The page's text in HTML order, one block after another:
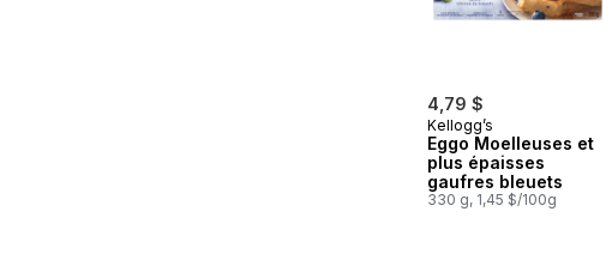
4,79 $
Kellogg’s
Eggo Moelleuses et
plus épaisses
gaufres bleuets
330 g, 1,45 $/100g